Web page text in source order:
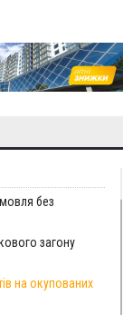
без
загону
на окупованих